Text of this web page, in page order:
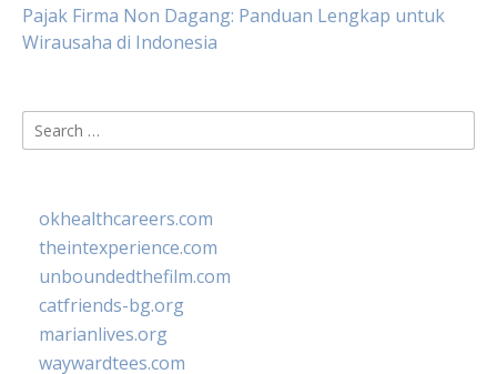
Pajak Firma Non Dagang: Panduan Lengkap untuk
Wirausaha di Indonesia
Search
for:
okhealthcareers.com
theintexperience.com
unboundedthefilm.com
catfriends-bg.org
marianlives.org
waywardtees.com